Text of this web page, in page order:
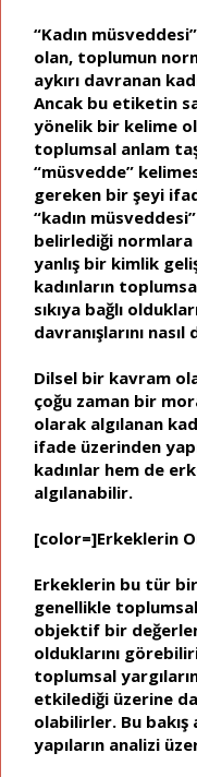
“Kadın
olan, toplumun
aykırı davranan
Ancak bu etiketin
yönelik bir kelime
toplumsal anlam
“müsvedde”
gereken bir şeyi
“kadın
belirlediği normlara
yanlış bir kimlik
kadınların
sıkıya bağlı
davranışlarını
Dilsel bir kavram
çoğu zaman bir
olarak algılanan
ifade üzerinden
kadınlar hem de
algılanabilir.
[color=]Erkeklerin
Erkeklerin bu tür bir
genellikle
objektif bir
olduklarını
toplumsal
etkilediği üzerine
olabilirler. Bu bakış
yapıların analizi